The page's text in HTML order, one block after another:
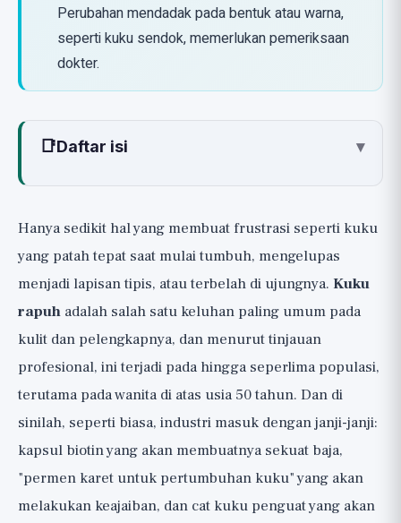
Perubahan mendadak pada bentuk atau warna,
seperti kuku sendok, memerlukan pemeriksaan
dokter.
📑Daftar isi ▾
Cara Membaca Panduan Ini: Peringkat Bukti
Benar-Benar Berhasil (🟢)
dan Hype Permen Karet Pertumbuhan
terutama jika ada kekurangan
Zat Besi dan Protein, Hanya Jika Ada
Kekurangan (🟡)
Permen Karet dan "Pil Pertumbuhan Kuku"
(🔴): Sebagian Besar Hype
Hanya sedikit hal yang membuat frustrasi seperti kuku
yang patah tepat saat mulai tumbuh, mengelupas
menjadi lapisan tipis, atau terbelah di ujungnya. Kuku
rapuh adalah salah satu keluhan paling umum pada
kulit dan pelengkapnya, dan menurut tinjauan
profesional, ini terjadi pada hingga seperlima populasi,
terutama pada wanita di atas usia 50 tahun. Dan di
sinilah, seperti biasa, industri masuk dengan janji-janji:
kapsul biotin yang akan membuatnya sekuat baja,
"permen karet untuk pertumbuhan kuku" yang akan
melakukan keajaiban, dan cat kuku penguat yang akan